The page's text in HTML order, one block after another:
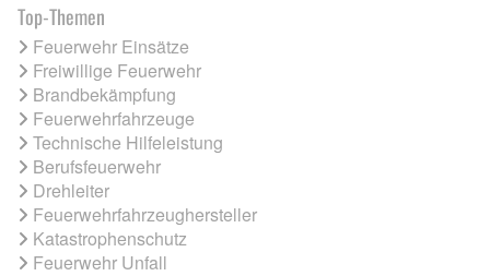
Top-Themen
Feuerwehr Einsätze
Freiwillige Feuerwehr
Brandbekämpfung
Feuerwehrfahrzeuge
Technische Hilfeleistung
Berufsfeuerwehr
Drehleiter
Feuerwehrfahrzeughersteller
Katastrophenschutz
Feuerwehr Unfall